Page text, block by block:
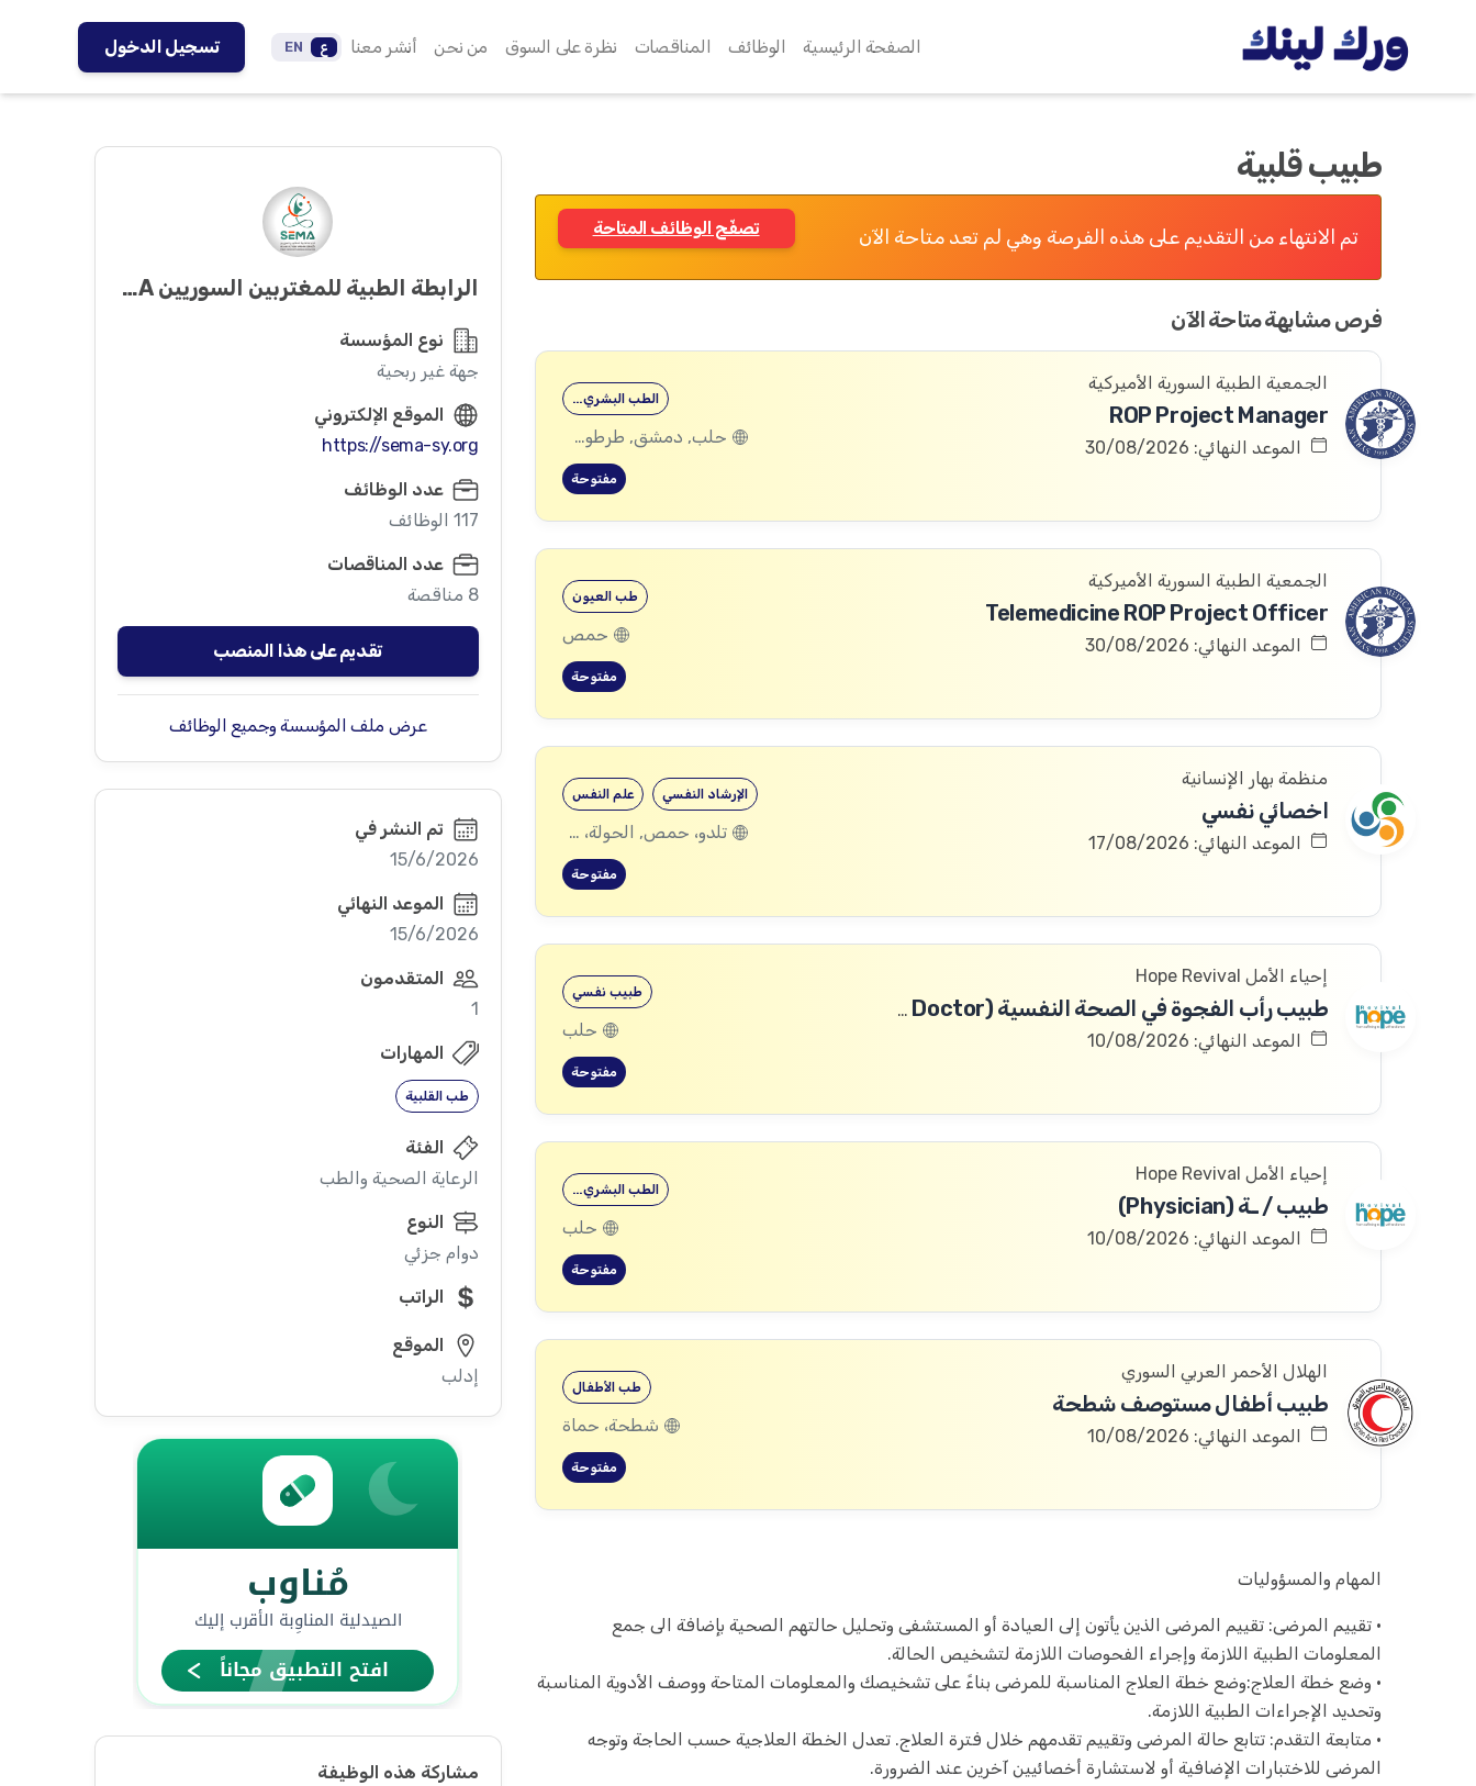
الصفحة الرئيسية الوظائف المناقصات نظرة على السوق من نحن أنشر معنا ع EN تسجيل الدخول
طبيب قلبية
تم الانتهاء من التقديم على هذه الفرصة وهي لم تعد متاحة الآن تصفّح الوظائف المتاحة
فرص مشابهة متاحة الآن
الجمعية الطبية السورية الأميركية
ROP Project Manager
الموعد النهائي: 30/08/2026
الطب البشري…
حلب, دمشق, طرطوس, ريف دمشق, ديرالزور, درعا, السويداء, إدلب, القنيطرة, اللاذقية, الرقة, حمص, الحسكة, حماة
مفتوحة
الجمعية الطبية السورية الأميركية
Telemedicine ROP Project Officer
الموعد النهائي: 30/08/2026
طب العيون
حمص
مفتوحة
منظمة بهار الإنسانية
اخصائي نفسي
الموعد النهائي: 17/08/2026
علم النفس الإرشاد النفسي
تلدو، حمص, الحولة، حمص
مفتوحة
إحياء الأمل Hope Revival
طبيب رأب الفجوة في الصحة النفسية (mhGAP Doctor)
الموعد النهائي: 10/08/2026
طبيب نفسي
حلب
مفتوحة
إحياء الأمل Hope Revival
طبيب / ـة (Physician)
الموعد النهائي: 10/08/2026
الطب البشري…
حلب
مفتوحة
الهلال الأحمر العربي السوري
طبيب أطفال مستوصف شطحة
الموعد النهائي: 10/08/2026
طب الأطفال
شطحة، حماة
مفتوحة
المهام والمسؤوليات
• تقييم المرضى: تقييم المرضى الذين يأتون إلى العيادة أو المستشفى وتحليل حالتهم الصحية بإضافة الى جمع
المعلومات الطبية اللازمة وإجراء الفحوصات اللازمة لتشخيص الحالة.
• وضع خطة العلاج:وضع خطة العلاج المناسبة للمرضى بناءً على تشخيصك والمعلومات المتاحة ووصف الأدوية المناسبة
وتحديد الإجراءات الطبية اللازمة.
• متابعة التقدم: تتابع حالة المرضى وتقييم تقدمهم خلال فترة العلاج. تعدل الخطة العلاجية حسب الحاجة وتوجه
المرضى للاختبارات الإضافية أو لاستشارة أخصائيين آخرين عند الضرورة.
الرابطة الطبية للمغتربين السوريين SEMA
نوع المؤسسة
جهة غير ربحية
الموقع الإلكتروني
https://sema-sy.org
عدد الوظائف
117 الوظائف
عدد المناقصات
8 مناقصة
تقديم على هذا المنصب
عرض ملف المؤسسة وجميع الوظائف
تم النشر في
15/6/2026
الموعد النهائي
15/6/2026
المتقدمون
1
المهارات
طب القلبية
الفئة
الرعاية الصحية والطب
النوع
دوام جزئي
الراتب
الموقع
إدلب
مشاركة هذه الوظيفة